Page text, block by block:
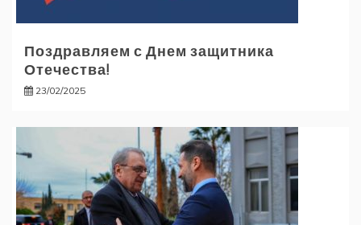
Поздравляем с Днем защитника
Отечества!
23/02/2025